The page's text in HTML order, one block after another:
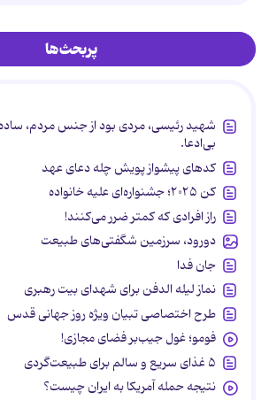
پربحث‌ها
شهید رئیسی، مردی بود از جنس مردم،
بی‌ادعا.
کدهای پیشواز پویش چله دعای عهد
کن ۲۰۲۵؛ جشنواره‌ای علیه خانواده
راز افرادی که کمتر ضرر می‌کنند!
دورود، سرزمین شگفتی‌های طبیعت
جان فدا
نماز لیله الدفن برای شهدای بیت رهبری
طرح اختصاصی تبیان ویژه روز جهانی قدس
فومو؛ غول جیب‌بر فضای مجازی!
۵ غذای سریع و سالم برای طبیعت‌گردی
نتیجه حمله آمریکا به ایران چیست؟